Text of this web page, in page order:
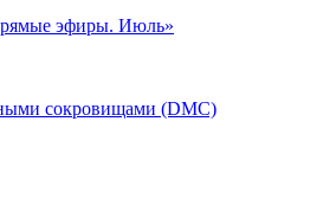
эфиры. Июль»
сокровищами (DMC)